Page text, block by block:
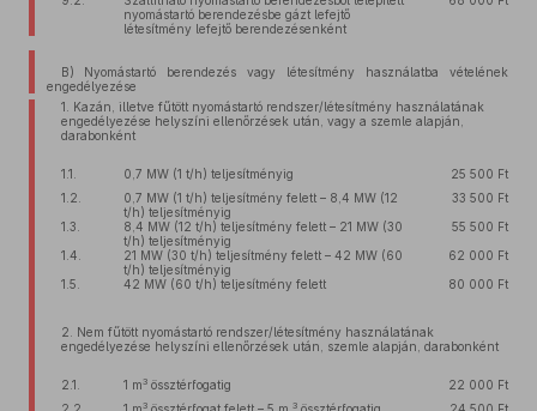
nyomástartó berendezésbe gázt lefejtő
létesítmény lefejtő berendezésenként
B) Nyomástartó berendezés vagy létesítmény használatba vételének
engedélyezése
1. Kazán, illetve fűtött nyomástartó rendszer/létesítmény használatának
engedélyezése helyszíni ellenőrzések után, vagy a szemle alapján,
darabonként
1.1. 0,7 MW (1 t/h) teljesítményig
25 500 Ft
1.2.
0,7 MW (1 t/h) teljesítmény felett – 8,4 MW (12
t/h) teljesítményig
33 500 Ft
1.3.
8,4 MW (12 t/h) teljesítmény felett – 21 MW (30
t/h) teljesítményig
55 500 Ft
1.4.
21 MW (30 t/h) teljesítmény felett – 42 MW (60
t/h) teljesítményig
62 000 Ft
1.5.
42 MW (60 t/h) teljesítmény felett 80 000 Ft
2. Nem fűtött nyomástartó rendszer/létesítmény használatának
engedélyezése helyszíni ellenőrzések után, szemle alapján, darabonként
2.1. 1 m 3össztérfogatig
22 000 Ft
3 3